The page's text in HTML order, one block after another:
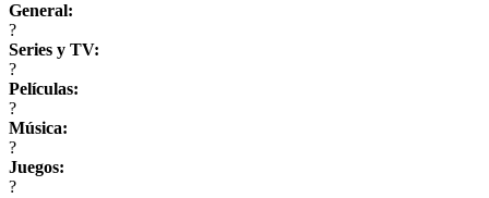
General:
?
Series y TV:
?
Películas:
?
Música:
?
Juegos:
?